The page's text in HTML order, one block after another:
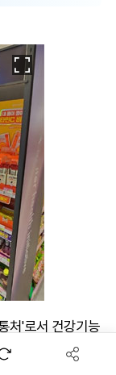
처'로서 건강기능
편될지를 놓고